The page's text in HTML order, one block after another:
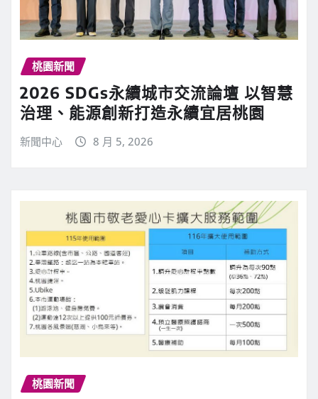
桃園新聞
2026 SDGs永續城市交流論壇 以智慧
治理、能源創新打造永續宜居桃園
新聞中心 8 月 5, 2026
桃園新聞